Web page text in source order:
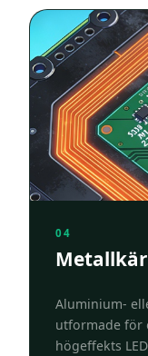
04
Aluminium-
utformade för
högeffekts